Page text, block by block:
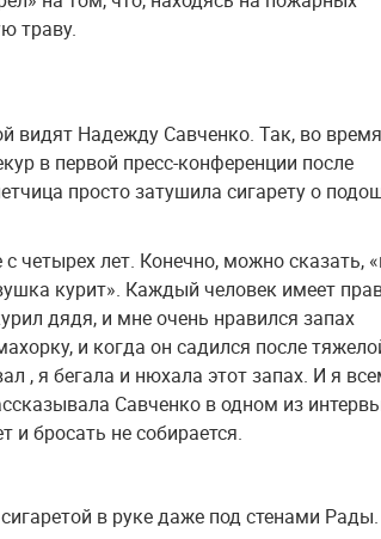
траву.
видят Надежду Савченко. Так, во время
в первой пресс-конференции после
просто затушила сигарету о
четырех лет. Конечно, можно сказать,
курит». Каждый человек имеет
дядя, и мне очень нравился запах
и когда он садился после
, я бегала и нюхала этот запах. И я
Савченко в одном из
и бросать не собирается.
в руке даже под стенами Рады.